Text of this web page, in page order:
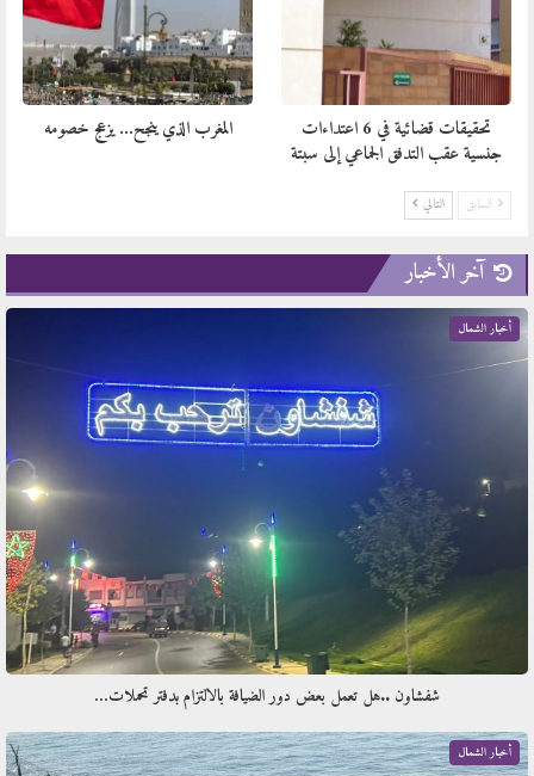
تحقيقات قضائية في 6 اعتداءات
جنسية عقب التدفق الجماعي إلى سبتة
المغرب الذي ينجح… يزعج خصومه
السابق التالي
آخر الأخبار
أخبار الشمال
شفشاون ..هل تعمل بعض دور الضيافة بالالتزام بدفتر تحملات…
أخبار الشمال